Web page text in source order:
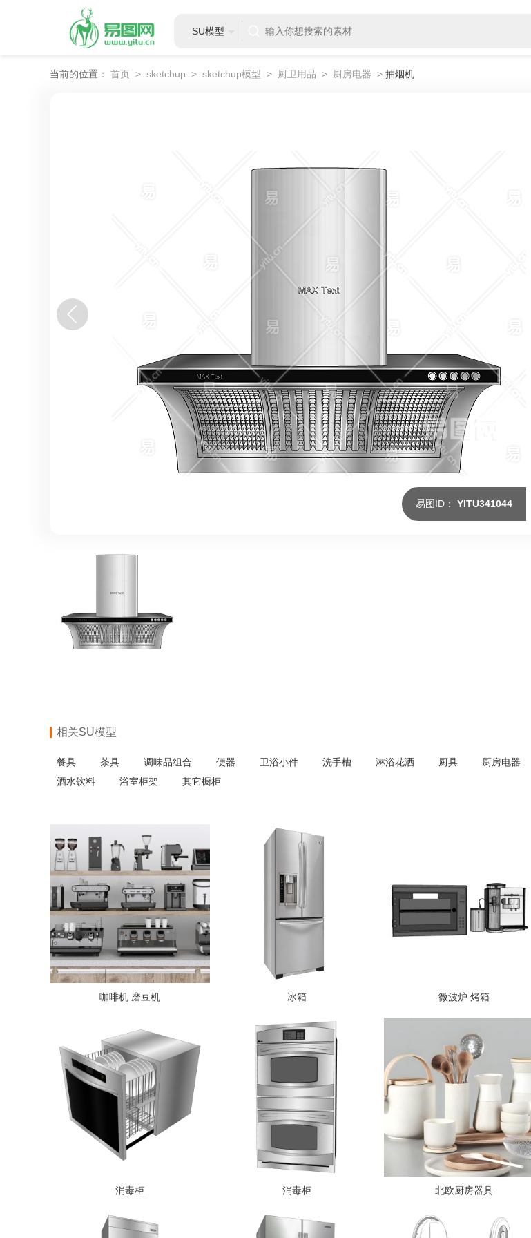
SU模型
当前的位置： 首页 > sketchup > sketchup模型 > 厨卫用品 > 厨房电器 > 抽烟机
易图ID： YITU341044
相关SU模型
餐具 茶具 调味品组合 便器 卫浴小件 洗手槽 淋浴花洒 厨具 厨房电器
酒水饮料
浴室柜架
其它橱柜
咖啡机 磨豆机 冰箱 微波炉 烤箱
消毒柜 消毒柜 北欧厨房器具